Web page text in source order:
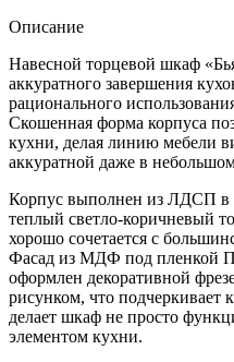
Описание
Навесной торцевой шкаф
аккуратного завершения
рационального
Скошенная форма корпуса
кухни, делая линию мебели
аккуратной даже в
Корпус выполнен из ЛДСП в
теплый светло-коричневый
хорошо сочетается с
Фасад из МДФ под пленкой
оформлен декоративной
рисунком, что подчеркивает
делает шкаф не просто
элементом кухни.